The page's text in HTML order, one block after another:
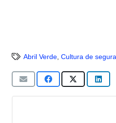
Abril Verde, Cultura de